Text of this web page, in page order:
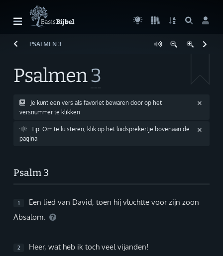
Welkom!
Start
Lezen
Inloggen
PSALMEN 3
Psalmen3
Je kunt een vers als favoriet bewaren door op het
versnummer te klikken
Tip: Om te luisteren, klik op het luidsprekertje bovenaan de
pagina
Psalm 3
1
Een lied van David, toen hij vluchtte voor zijn zoon
Absalom.
2
Heer, wat heb ik toch veel vijanden!